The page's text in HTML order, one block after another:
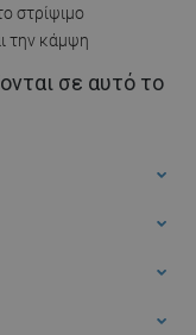
στρίψιμο
την κάμψη
σε αυτό το